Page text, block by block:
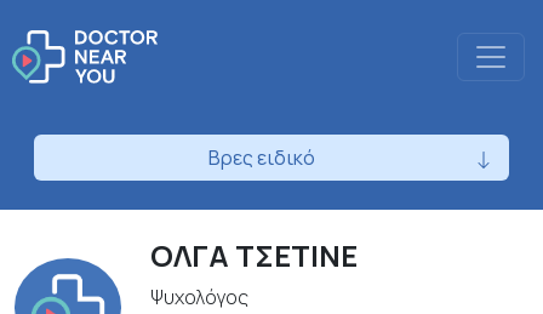
Βρες ειδικό
ΟΛΓΑ ΤΣΕΤΙΝΕ
Ψυχολόγος